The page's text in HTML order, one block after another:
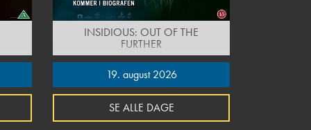
INSIDIOUS: OUT OF THE
FURTHER
19. august 2026
SE ALLE DAGE